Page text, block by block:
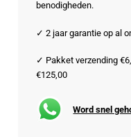
benodigheden.
✓ 2 jaar garantie op al
✓ Pakket verzending
€125,00
Word snel